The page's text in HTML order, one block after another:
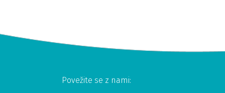
Povežite se z nami: